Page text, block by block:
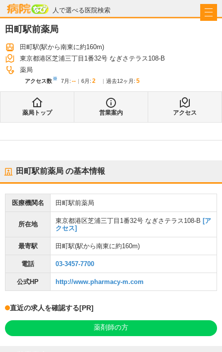
人で選べる医院検索
病院なび
田町駅前薬局
田町駅(駅から南東に約160m)
東京都港区芝浦三丁目1番32号 なぎさテラス108-B
薬局
アクセス数※ 7月 : -- 6月 : 2 過去12ヶ月: 5
薬局トップ 営業案内 アクセス
田町駅前薬局 の基本情報
医療機関名 田町駅前薬局
所在地 東京都港区芝浦三丁目1番32号 なぎさテラス108-B [ア
クセス]
最寄駅 田町駅(駅から南東に約160m)
電話 03-3457-7700
公式HP http://www.pharmacy-m.com
直近の求人を確認する[PR]
薬剤師の方